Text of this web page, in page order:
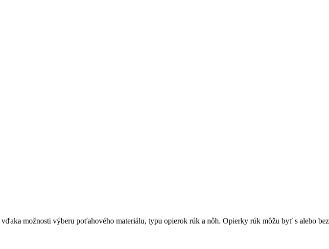
možnosti výberu poťahového materiálu, typu opierok rúk a nôh. Opierky rúk môžu byť s alebo bez